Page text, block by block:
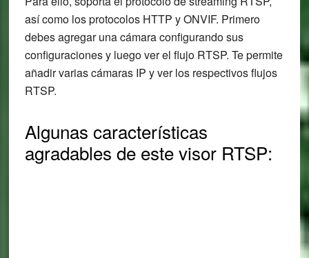
así como los protocolos HTTP y ONVIF. Primero
debes agregar una cámara configurando sus
configuraciones y luego ver el flujo RTSP. Te permite
añadir varias cámaras IP y ver los respectivos flujos
RTSP.
Algunas características
agradables de este visor RTSP: